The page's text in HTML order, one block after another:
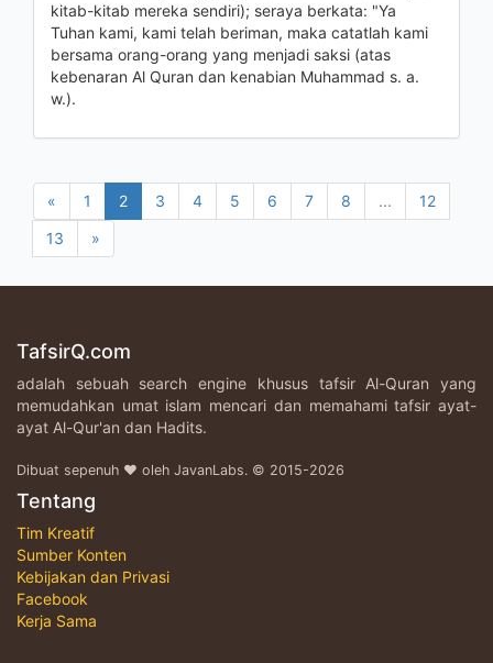
kitab-kitab mereka sendiri); seraya berkata: "Ya
Tuhan kami, kami telah beriman, maka catatlah kami
bersama orang-orang yang menjadi saksi (atas
kebenaran Al Quran dan kenabian Muhammad s. a.
w.).
« 1 2 3 4 5 6 7 8 ...
12
13
»
TafsirQ.com
adalah sebuah search engine khusus tafsir Al-Quran yang
memudahkan umat islam mencari dan memahami tafsir ayat-
ayat Al-Qur'an dan Hadits.
Dibuat sepenuh ♥ oleh JavanLabs. © 2015-2026
Tentang
Tim Kreatif
Sumber Konten
Kebijakan dan Privasi
Facebook
Kerja Sama